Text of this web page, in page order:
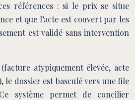
références : si le prix se situe
et que l’acte est couvert par les
est validé sans intervention
atypiquement élevée, acte
le dossier est basculé vers une file
système permet de concilier